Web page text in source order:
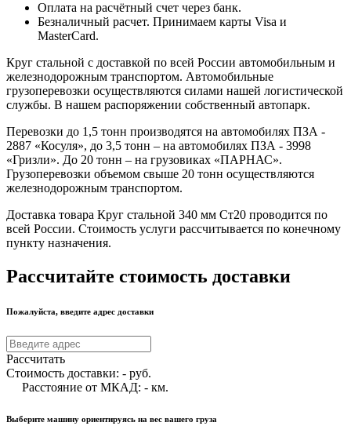
Оплата на расчётный счет через банк.
Безналичный расчет. Принимаем карты Visa и
MasterCard.
Круг стальной с доставкой по всей России автомобильным и
железнодорожным транспортом. Автомобильные
грузоперевозки осуществляются силами нашей логистической
службы. В нашем распоряжении собственный автопарк.
Перевозки до 1,5 тонн производятся на автомобилях ПЗА -
2887 «Косуля», до 3,5 тонн – на автомобилях ПЗА - 3998
«Гризли». До 20 тонн – на грузовиках «ПАРНАС».
Грузоперевозки объемом свыше 20 тонн осуществляются
железнодорожным транспортом.
Доставка товара Круг стальной 340 мм Ст20 проводится по
всей России. Стоимость услуги рассчитывается по конечному
пункту назначения.
Рассчитайте стоимость доставки
Пожалуйста, введите адрес доставки
Рассчитать
Стоимость доставки: - руб.
Расстояние от МКАД: - км.
Выберите машину ориентируясь на вес вашего груза